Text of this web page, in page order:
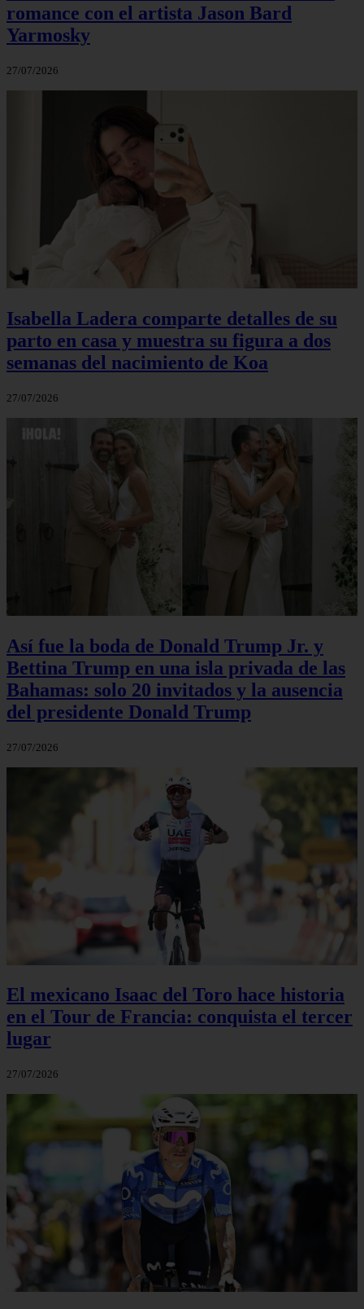
romance con el artista Jason Bard
Yarmosky
27/07/2026
Isabella Ladera comparte detalles de su
parto en casa y muestra su figura a dos
semanas del nacimiento de Koa
27/07/2026
Así fue la boda de Donald Trump Jr. y
Bettina Trump en una isla privada de las
Bahamas: solo 20 invitados y la ausencia
del presidente Donald Trump
27/07/2026
El mexicano Isaac del Toro hace historia
en el Tour de Francia: conquista el tercer
lugar
27/07/2026